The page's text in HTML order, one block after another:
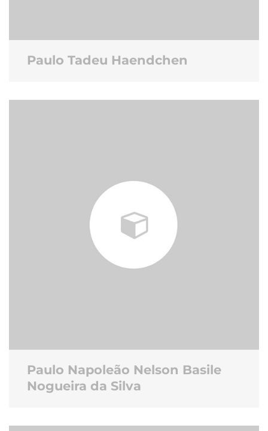
Paulo Tadeu Haendchen
Paulo Napoleão Nelson Basile
Nogueira da Silva